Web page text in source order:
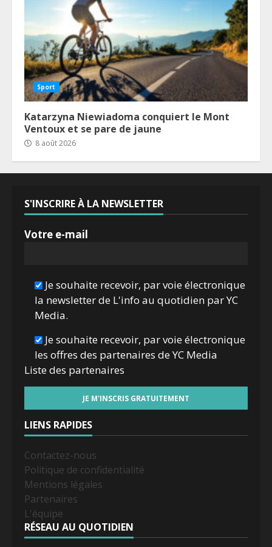
Sport
Katarzyna Niewiadoma conquiert le Mont
Ventoux et se pare de jaune
8 août 2026
S'INSCRIRE À LA NEWSLETTER
Votre e-mail
Je souhaite recevoir, par voie électronique
la newsletter de L'info au quotidien par YC
Media.
Je souhaite recevoir, par voie électronique
les offres des partenaires de YC Media
Liste des partenaires
LIENS RAPIDES
Contactez-nous
Politique de confidentialité
Mentions légales
Partenaires
L'équipe
RÉSEAU AU QUOTIDIEN